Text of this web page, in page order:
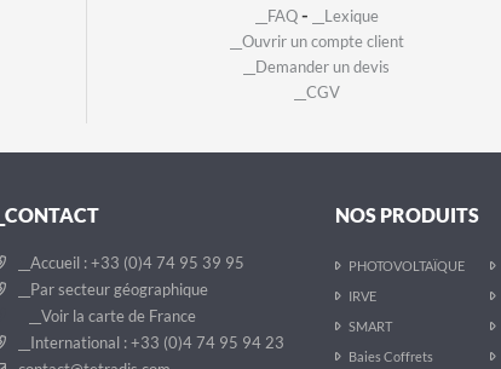
__FAQ-
__Lexique
__Ouvrir un compte client
__Demander un devis
__CGV
__CONTACT
__Accueil : +33 (0)4 74 95 39 95
__Par secteur géographique
__Voir la carte de France
__International : +33 (0)4 74 95 94 23
NOS PRODUITS
PHOTOVOLTAÏQUE
IRVE
SMART
Baies Coffrets